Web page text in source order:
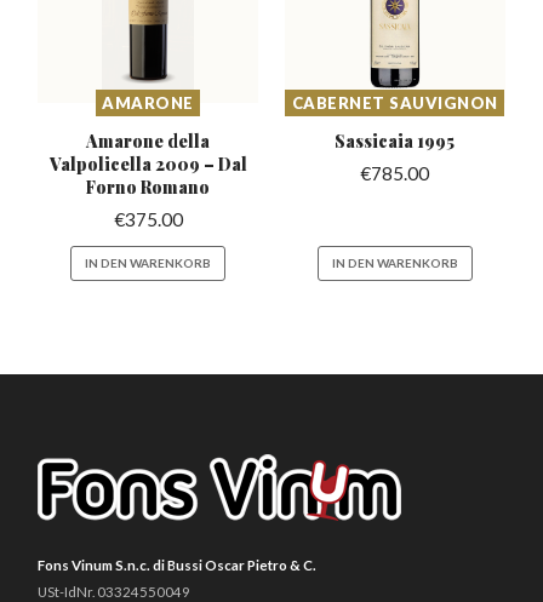
AMARONE
Amarone della
Valpolicella 2009 – Dal
Forno Romano
€375.00
IN DEN WARENKORB
CABERNET SAUVIGNON
Sassicaia 1995
€785.00
IN DEN WARENKORB
Fons Vinum S.n.c. di Bussi Oscar Pietro & C.
USt-IdNr. 03324550049